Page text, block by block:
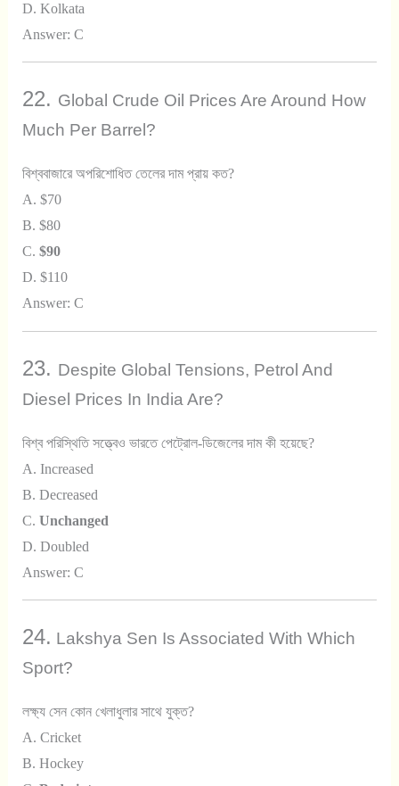
D. Kolkata
Answer: C
22. Global Crude Oil Prices Are Around How
Much Per Barrel?
বিশ্ববাজারে অপরিশোধিত তেলের দাম প্রায় কত?
A. $70
B. $80
C. $90
D. $110
Answer: C
23. Despite Global Tensions, Petrol And
Diesel Prices In India Are?
বিশ্ব পরিস্থিতি সত্ত্বেও ভারতে পেট্রোল-ডিজেলের দাম কী হয়েছে?
A. Increased
B. Decreased
C. Unchanged
D. Doubled
Answer: C
24. Lakshya Sen Is Associated With Which
Sport?
লক্ষ্য সেন কোন খেলাধুলার সাথে যুক্ত?
A. Cricket
B. Hockey